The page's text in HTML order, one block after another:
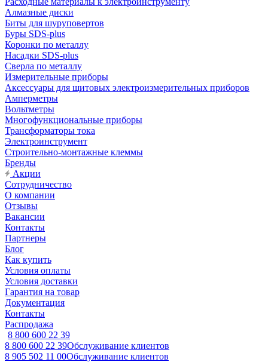
Алмазные диски
Биты для шуруповертов
Буры SDS-plus
Коронки по металлу
Насадки SDS-plus
Сверла по металлу
Измерительные приборы
Аксессуары для щитовых электроизмерительных приборов
Амперметры
Вольтметры
Многофункциональные приборы
Трансформаторы тока
Электроинструмент
Строительно-монтажные клеммы
Бренды
Акции
Сотрудничество
О компании
Отзывы
Вакансии
Контакты
Партнеры
Блог
Как купить
Условия оплаты
Условия доставки
Гарантия на товар
Документация
Контакты
Распродажа
8 800 600 22 39
8 800 600 22 39Обслуживание клиентов
8 905 502 11 00Обслуживание клиентов